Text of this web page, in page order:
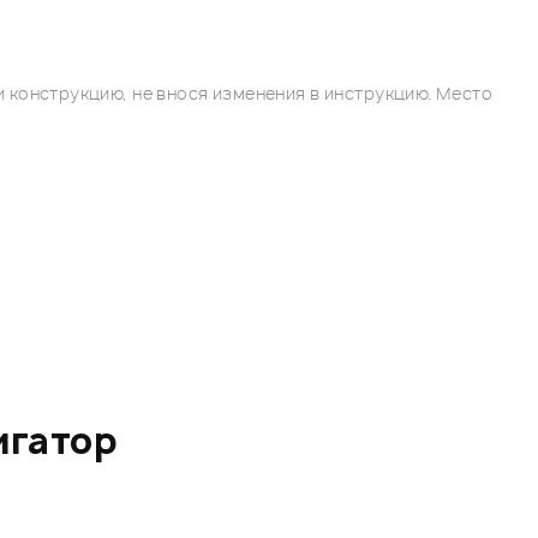
не внося изменения в инструкцию. Место